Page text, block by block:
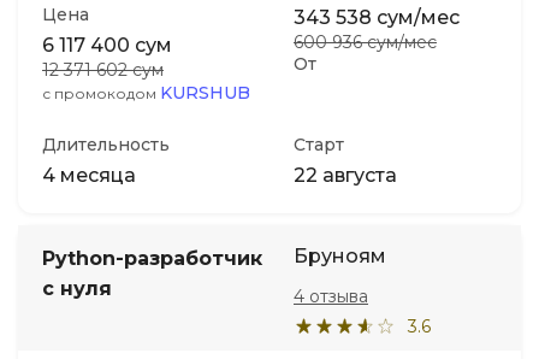
Цена
6 117 400 сум
12 371 602 сум
с промокодом KURSHUB
От
343 538 сум/мес
600 936 сум/мес
Длительность
4 месяца
Старт
22 августа
Python-разработчик
с нуля
Бруноям
3.6
4 отзыва